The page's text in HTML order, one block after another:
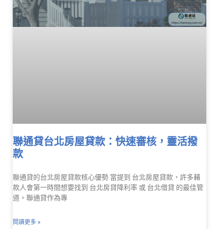
聯通貸台北房屋貸款：快速審核，靈活撥
款
聯通貸的台北房屋貸款核心優勢 當提到 台北房屋貸款，許多藉
款人會第一時間想要找到 台北房貸降利率 或 台北借貸 的最佳管
道。聯通貸作為專
閱讀更多 »